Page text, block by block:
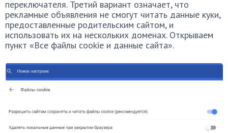
переключателя. Третий вариант означает, что
рекламные объявления не смогут читать данные куки,
предоставленные родительским сайтом, и
использовать их на нескольких доменах. Открываем
пункт «Все файлы cookie и данные сайта».